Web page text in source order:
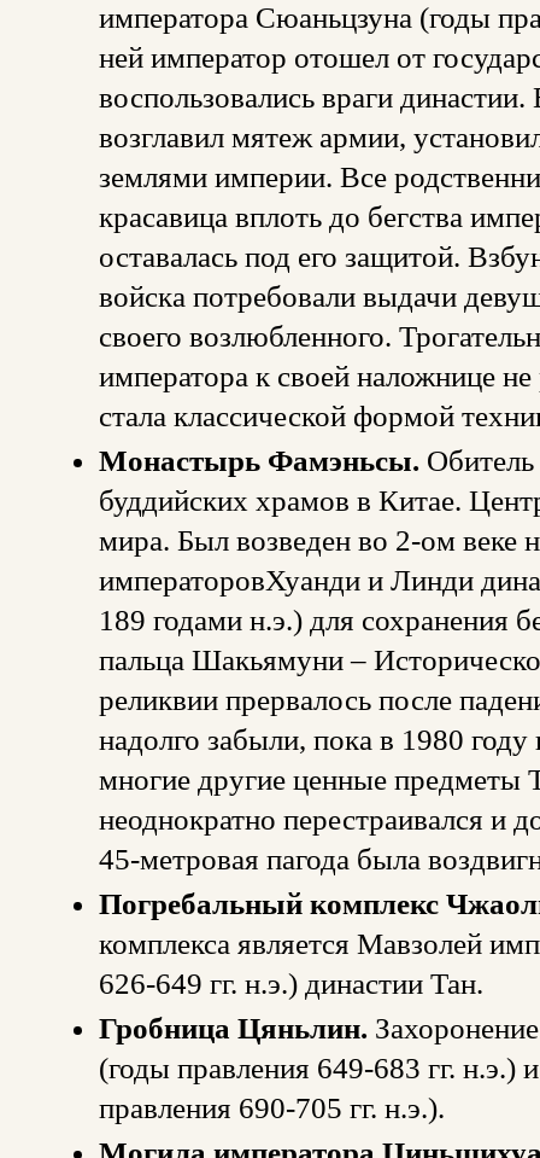
императора Сюаньцзуна (годы
ней император отошел от
воспользовались враги
возглавил мятеж армии,
землями империи. Все
красавица вплоть до бегства
оставалась под его защитой.
войска потребовали выдачи
своего возлюбленного.
императора к своей наложнице
стала классической формой
Монастырь Фамэньсы.
буддийских храмов в Китае.
мира. Был возведен во 2-ом веке
императоровХуанди и Линди
189 годами н.э.) для сохранения
пальца Шакьямуни –
реликвии прервалось после
надолго забыли, пока в 1980
многие другие ценные предметы
неоднократно перестраивался и
45-метровая пагода была
Погребальный комплекс
комплекса является Мавзолей
626-649 гг. н.э.) династии Тан.
Гробница Цяньлин.
(годы правления 649-683 гг.
правления 690-705 гг. н.э.).